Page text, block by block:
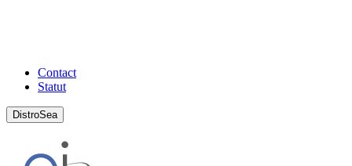
Contact
Statut
DistroSea